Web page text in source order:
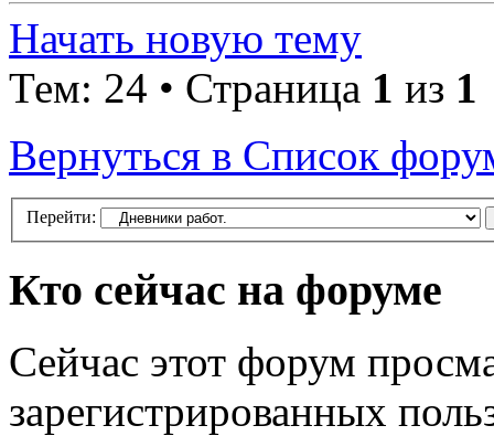
Начать новую тему
Тем: 24 • Страница 1 из 1
Вернуться в Список
Перейти:
Кто сейчас на форуме
Сейчас этот форум
зарегистрированных